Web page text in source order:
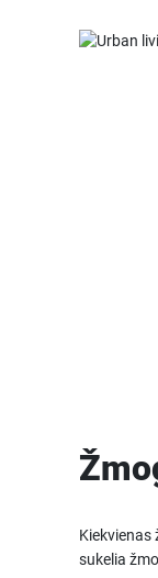
Kiekvienas
sukelia